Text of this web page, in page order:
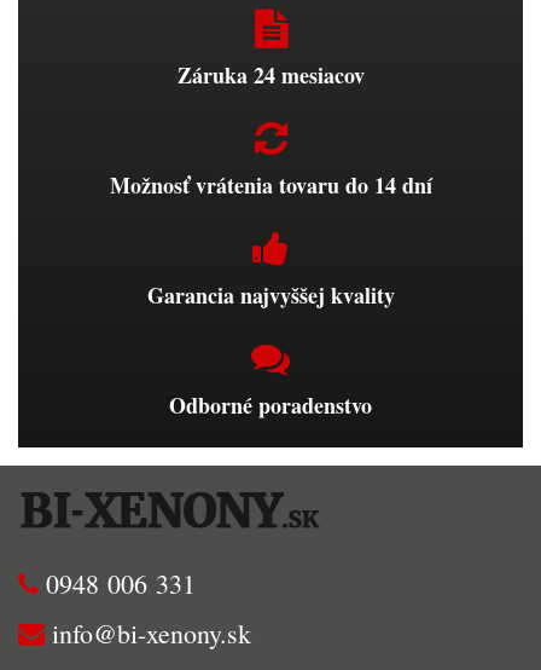
Záruka 24 mesiacov
Možnosť vrátenia tovaru do 14 dní
Garancia najvyššej kvality
Odborné poradenstvo
0948 006 331
info@bi-xenony.sk